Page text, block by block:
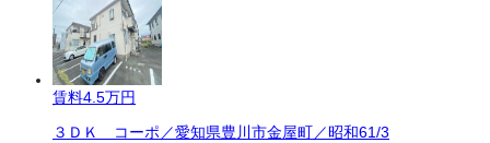
賃料4.5万円
３ＤＫ コーポ／愛知県豊川市金屋町／昭和61/3